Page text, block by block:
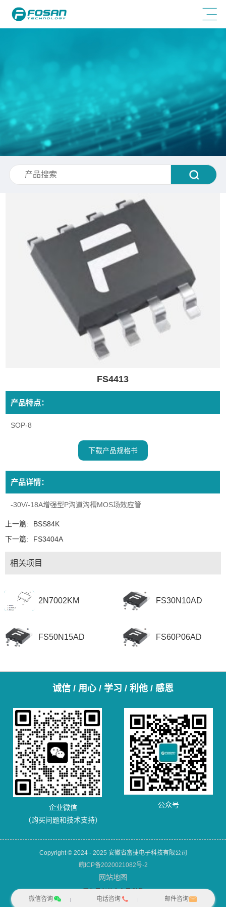
FS4413
产品特点：
SOP-8
下载产品规格书
产品详情：
-30V/-18A增强型P沟道沟槽MOS场效应管
上一篇:
BSS84K
下一篇:
FS3404A
相关项目
2N7002KM FS30N10AD
FS50N15AD FS60P06AD
诚信 / 用心 / 学习 / 利他 / 感恩
企业微信
（购买问题和技术支持）
公众号
Copyright © 2024 - 2025 安徽省富捷电子科技有限公司
皖ICP备2020021082号-2
网站地图
犀牛云提供企业云服务
微信咨询
电话咨询 邮件咨询